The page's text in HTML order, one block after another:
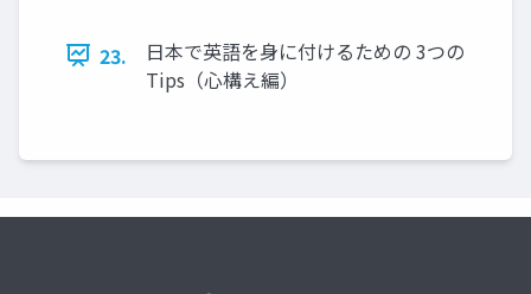
23.
日本で英語を身に付けるための 3つの
Tips（心構え編）